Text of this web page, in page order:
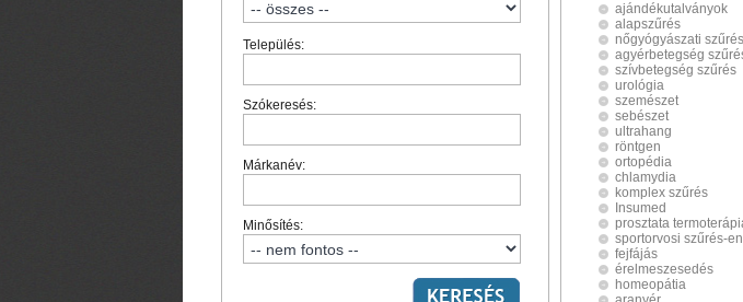
Település:
Szókeresés:
Márkanév:
Minősítés:
ajándékutalványok
alapszűrés
nőgyógyászati szűrés
agyérbetegség
szívbetegség szűrés
urológia
szemészet
sebészet
ultrahang
röntgen
ortopédia
chlamydia
komplex szűrés
Insumed
prosztata
sportorvosi szűrés-
fejfájás
érelmeszesedés
homeopátia